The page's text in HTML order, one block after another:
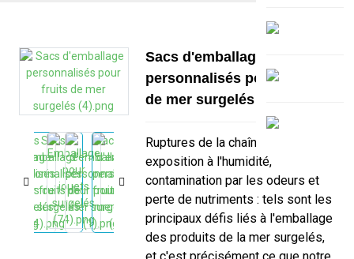
Sacs d'emballage
personnalisés pour fruits
de mer surgelés
Ruptures de la chaîne du froid,
exposition à l'humidité,
contamination par les odeurs et
perte de nutriments : tels sont les
principaux défis liés à l'emballage
des produits de la mer surgelés,